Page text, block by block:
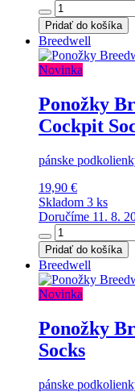
Pridať do košíka
Breedwell
Novinka
Ponožky
Cockpit
pánske
19,90 €
Skladom 3 ks
Doručíme 11. 8.
Pridať do košíka
Breedwell
Novinka
Ponožky
Socks
pánske